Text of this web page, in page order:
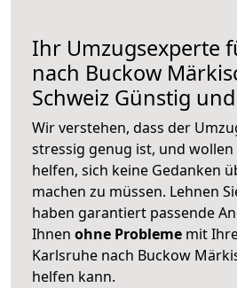
Ihr Umzugsexperte
nach Buckow
Schweiz Günstig
Wir verstehen, dass der
stressig genug ist, und
helfen, sich keine Gedanken
machen zu müssen. Lehnen
haben garantiert passende
Ihnen ohne Probleme mit
Karlsruhe nach Buckow
helfen kann.